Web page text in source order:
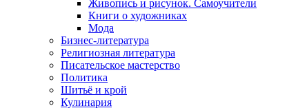
Живопись и рисунок. Самоучители
Книги о художниках
Мода
Бизнес-литература
Религиозная литература
Писательское мастерство
Политика
Шитьё и крой
Кулинария